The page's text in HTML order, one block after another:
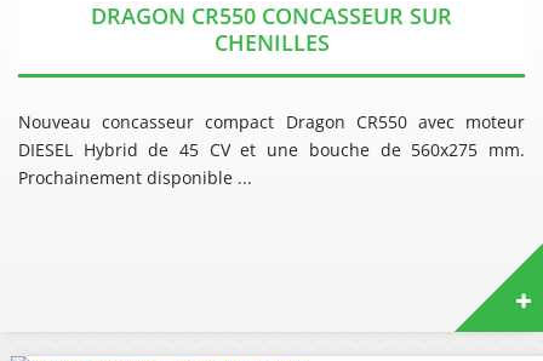
DRAGON CR550 CONCASSEUR SUR
CHENILLES
Nouveau concasseur compact Dragon CR550 avec moteur
DIESEL Hybrid de 45 CV et une bouche de 560x275 mm.
Prochainement disponible ...